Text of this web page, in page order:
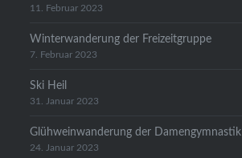
11. Februar 2023
Winterwanderung der Freizeitgruppe
7. Februar 2023
Ski Heil
31. Januar 2023
Glühweinwanderung der Damengymnastik
24. Januar 2023